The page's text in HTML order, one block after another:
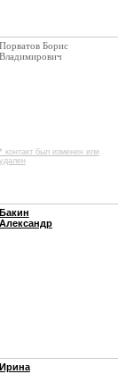
Порватов Борис
Владимирович
* контакт был изменен или
удален
Бакин
Александр
Ирина